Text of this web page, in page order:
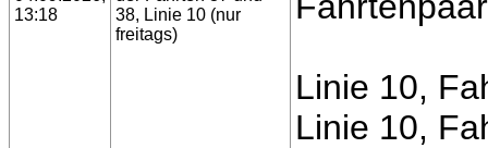
13:18
38, Linie 10 (nur
freitags)
Linie 10,
Linie 10,